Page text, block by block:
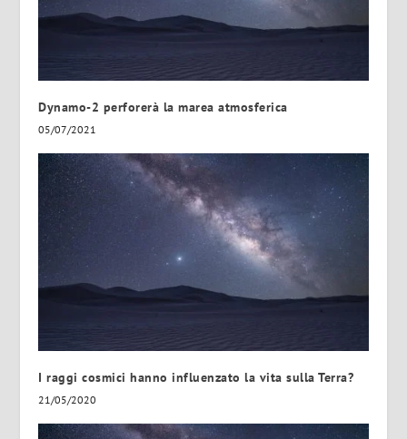
Dynamo-2 perforerà la marea atmosferica
05/07/2021
I raggi cosmici hanno influenzato la vita sulla Terra?
21/05/2020